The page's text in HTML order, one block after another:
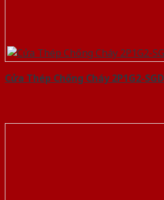
Cửa Thép Chống Cháy 2P1G2-SGD